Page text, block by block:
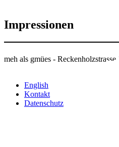
Impressionen
meh als gmües -
English
Kontakt
Datenschutz